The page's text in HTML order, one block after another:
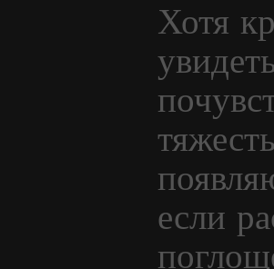
Хотя
если